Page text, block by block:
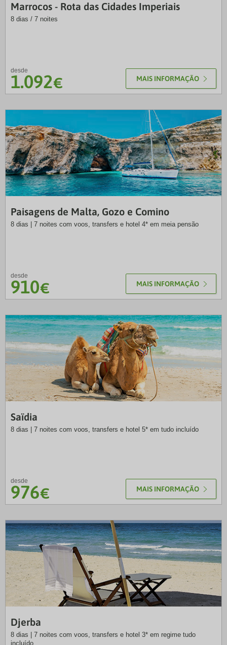
Marrocos - Rota das Cidades Imperiais
8 dias / 7 noites
desde
1.092€ MAIS INFORMAÇÃO
Paisagens de Malta, Gozo e Comino
8 dias | 7 noites com voos, transfers e hotel 4* em meia pensão
desde
910€ MAIS INFORMAÇÃO
Saïdia
8 dias | 7 noites com voos, transfers e hotel 5* em tudo incluído
desde
976€ MAIS INFORMAÇÃO
Djerba
8 dias | 7 noites com voos, transfers e hotel 3* em regime tudo
incluído